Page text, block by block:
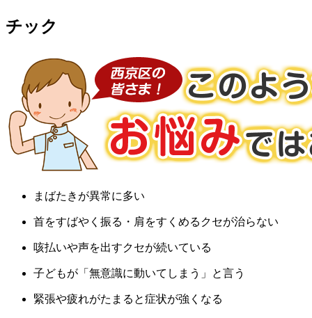
チック
まばたきが異常に多い
首をすばやく振る・肩をすくめるクセが治らない
咳払いや声を出すクセが続いている
子どもが「無意識に動いてしまう」と言う
緊張や疲れがたまると症状が強くなる